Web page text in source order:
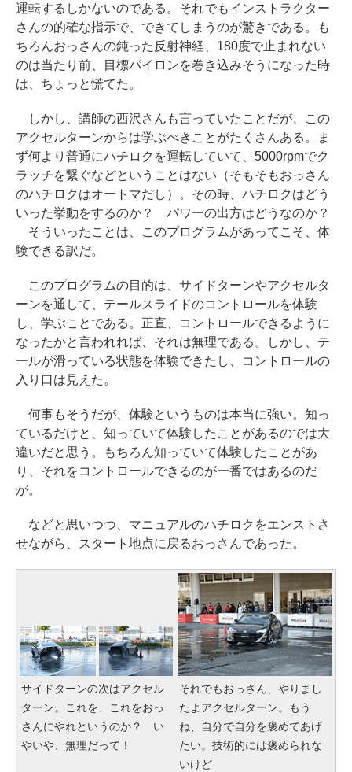
運転するしかないのである。それでもインストラクター
さんの的確な指示で、できてしまうのが驚きである。も
ちろんおっさんの鈍った反射神経、180度で止まれない
のは当たり前、目標パイロンを巻き込みそうになった時
は、ちょっと慌てた。
しかし、講師の西沢さんも言っていたことだが、この
アクセルターンからは学ぶべきことがたくさんある。ま
ず何より普通にハチロクを運転していて、5000rpmでク
ラッチを繋ぐなどということはない（そもそもおっさん
のハチロクはオートマだし）。その時、ハチロクはどう
いった挙動をするのか？ パワーの出方はどうなのか？
そういったことは、このプログラムがあってこそ、体
験できる訳だ。
このプログラムの目的は、サイドターンやアクセルタ
ーンを通して、テールスライドのコントロールを体験
し、学ぶことである。正直、コントロールできるように
なったかと言われれば、それは無理である。しかし、テ
ールが滑っている状態を体験できたし、コントロールの
入り口は見えた。
何事もそうだが、体験というものは本当に強い。知っ
ているだけと、知っていて体験したことがあるのでは大
違いだと思う。もちろん知っていて体験したことがあ
り、それをコントロールできるのが一番ではあるのだ
が。
などと思いつつ、マニュアルのハチロクをエンストさ
せながら、スタート地点に戻るおっさんであった。
サイドターンの次はアクセル
ターン。これを、これをおっ
さんにやれというのか？ い
やいや、無理だって！
それでもおっさん、やりまし
たよアクセルターン。もう
ね、自分で自分を褒めてあげ
たい。技術的には褒められな
いけど